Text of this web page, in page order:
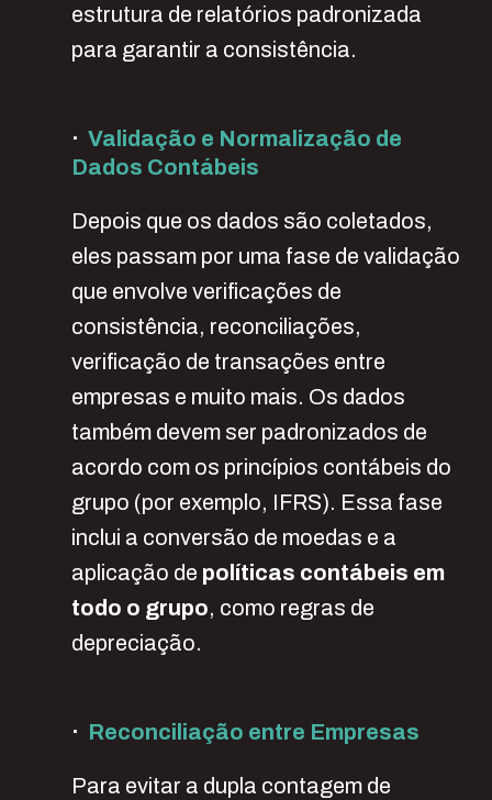
estrutura de relatórios padronizada
para garantir a consistência.
· Validação e Normalização de
Dados Contábeis
Depois que os dados são coletados,
eles passam por uma fase de validação
que envolve verificações de
consistência, reconciliações,
verificação de transações entre
empresas e muito mais. Os dados
também devem ser padronizados de
acordo com os princípios contábeis do
grupo (por exemplo, IFRS). Essa fase
inclui a conversão de moedas e a
aplicação de políticas contábeis em
todo o grupo, como regras de
depreciação.
· Reconciliação entre Empresas
Para evitar a dupla contagem de